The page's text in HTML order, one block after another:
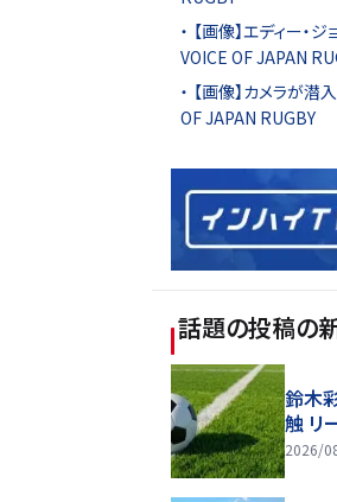
【画像】エディー
VOICE OF JAPAN
【画像】カメラが
OF JAPAN RUGBY
話題の投稿の
鈴木
触 リ
2026/